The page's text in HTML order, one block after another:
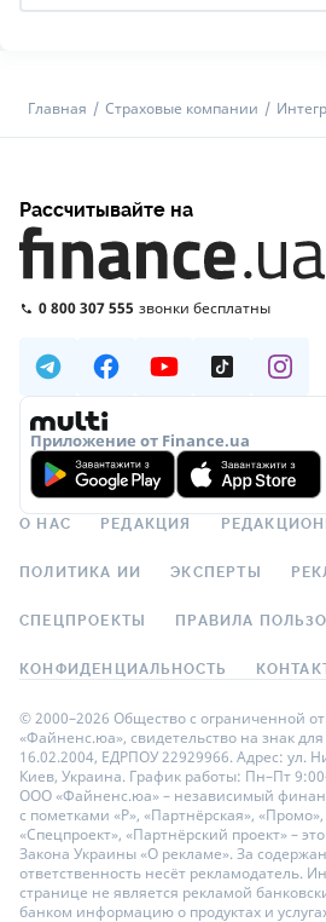
Главная Страховые компании
Рассчитывайте на
0 800 307 555 звонки бесплатны
Приложение от Finance.ua
О НАС РЕДАКЦИЯ
ПОЛИТИКА ИИ ЭКСПЕРТЫ
СПЕЦПРОЕКТЫ ПРАВИЛА
КОНФИДЕНЦИАЛЬНОСТЬ
© 2000–2026 Общество с ограниченной
«Файненс.юа», свидетельство на знак
16.02.2004, ЕДРПОУ 22929966. Адрес: ул.
Киев, Украина. График работы: Пн–Пт
ООО «Файненс.юа» – независимый
с пометками «Р», «Партнёрская»,
«Спецпроект», «Партнёрский проект» –
Закона Украины «О рекламе». За
ответственность несёт рекламодатель.
странице не является рекламой
банком информацию о продуктах и